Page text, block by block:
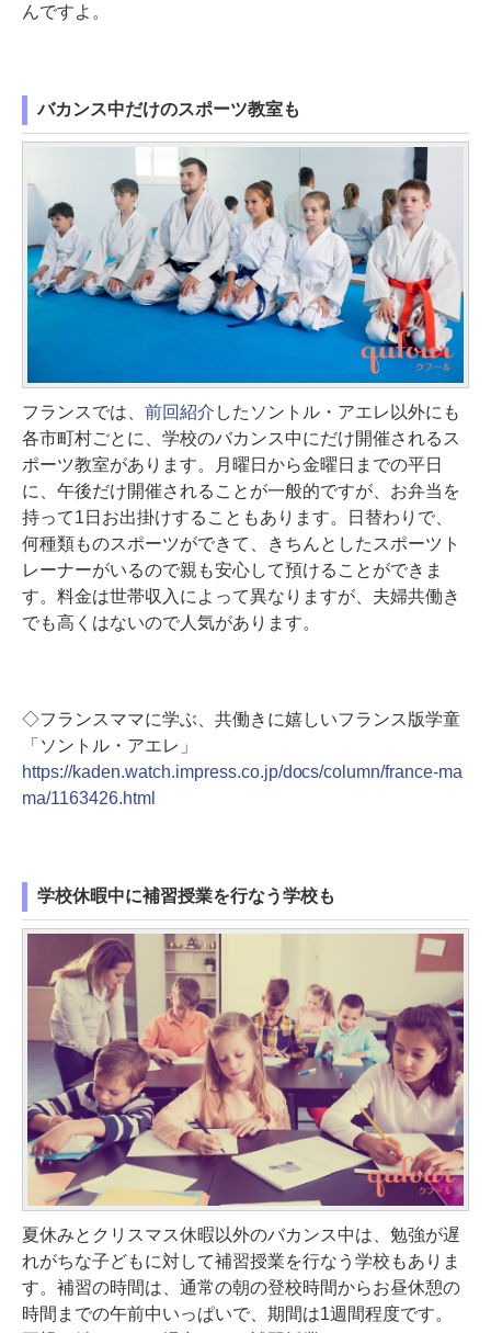
んですよ。
バカンス中だけのスポーツ教室も
フランスでは、 前回紹介 したソントル・アエレ以外にも
各市町村ごとに、学校のバカンス中にだけ開催されるス
ポーツ教室があります。月曜日から金曜日までの平日
に、午後だけ開催されることが一般的ですが、お弁当を
持って1日お出掛けすることもあります。日替わりで、
何種類ものスポーツができて、きちんとしたスポーツト
レーナーがいるので親も安心して預けることができま
す。料金は世帯収入によって異なりますが、夫婦共働き
でも高くはないので人気があります。
◇フランスママに学ぶ、共働きに嬉しいフランス版学童
「ソントル・アエレ」
https://kaden.watch.impress.co.jp/docs/column/france-ma
ma/1163426.html
学校休暇中に補習授業を行なう学校も
夏休みとクリスマス休暇以外のバカンス中は、勉強が遅
れがちな子どもに対して補習授業を行なう学校もありま
す。補習の時間は、通常の朝の登校時間からお昼休憩の
時間までの午前中いっぱいで、期間は1週間程度です。